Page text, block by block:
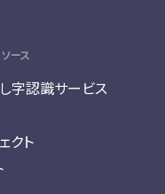
ース
字認識サービス
クト